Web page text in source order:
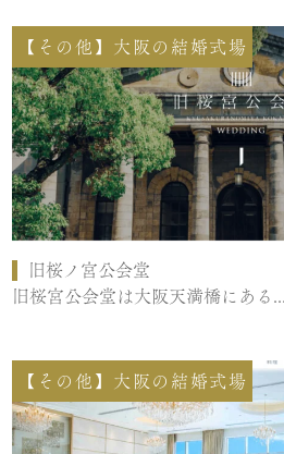
【その他】大阪の結婚式場
旧桜ノ宮公会堂
旧桜宮公会堂は大阪天満橋にある....
【その他】大阪の結婚式場